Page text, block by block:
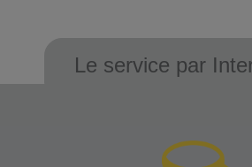
Le service par